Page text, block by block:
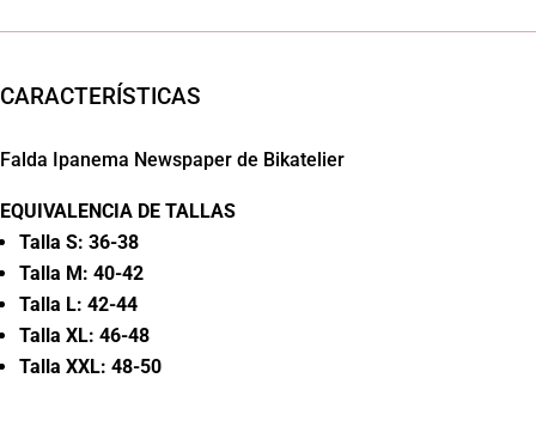
CARACTERÍSTICAS
Falda Ipanema Newspaper de Bikatelier
EQUIVALENCIA DE TALLAS
Talla S: 36-38
Talla M: 40-42
Talla L: 42-44
Talla XL: 46-48
Talla XXL: 48-50